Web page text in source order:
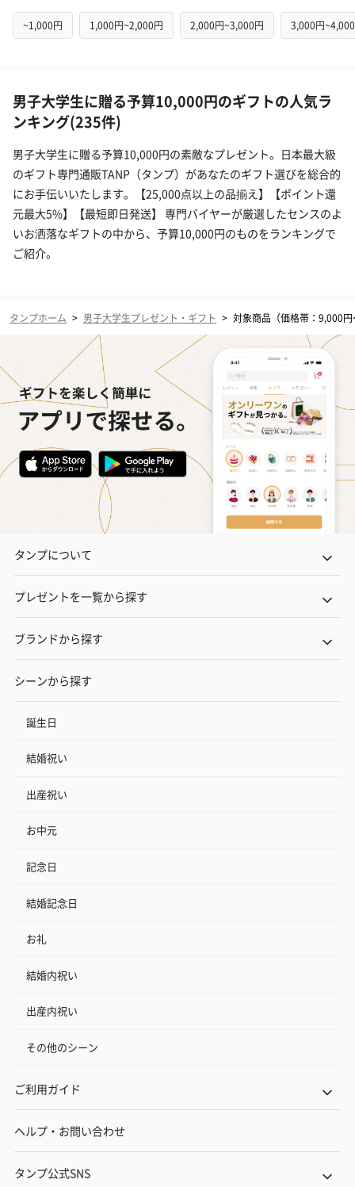
~1,000円 1,000円~2,000円 2,000円~3,000円 3,000円
男子大学生に贈る予算10,000円のギフトの人気ラ
ンキング(235件)
男子大学生に贈る予算10,000円の素敵なプレゼント。日本最大級
のギフト専門通販TANP（タンプ）があなたのギフト選びを総合的
にお手伝いいたします。【25,000点以上の品揃え】【ポイント還
元最大5%】【最短即日発送】 専門バイヤーが厳選したセンスのよ
いお洒落なギフトの中から、予算10,000円のものをランキングで
ご紹介。
タンプホーム > 男子大学生プレゼント・ギフト > 対象商品（価格帯：9,000
タンプについて
プレゼントを一覧から探す
ブランドから探す
シーンから探す
誕生日
結婚祝い
出産祝い
お中元
記念日
結婚記念日
お礼
結婚内祝い
出産内祝い
その他のシーン
ご利用ガイド
ヘルプ・お問い合わせ
タンプ公式SNS